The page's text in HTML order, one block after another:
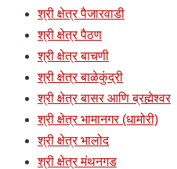
श्री क्षेत्र पैजारवाडी
श्री क्षेत्र पैठण
श्री क्षेत्र बाचणी
श्री क्षेत्र बाळेकुंद्री
श्री क्षेत्र बासर आणि ब्रह्मेश्वर
श्री क्षेत्र भामानगर (धामोरी)
श्री क्षेत्र भालोद
श्री क्षेत्र मंथनगड